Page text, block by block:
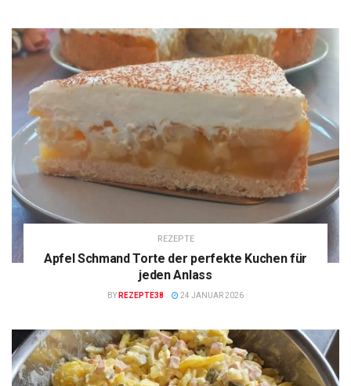
REZEPTE
Apfel Schmand Torte der perfekte Kuchen für
jeden Anlass
BY REZEPTE38 24 JANUAR 2026